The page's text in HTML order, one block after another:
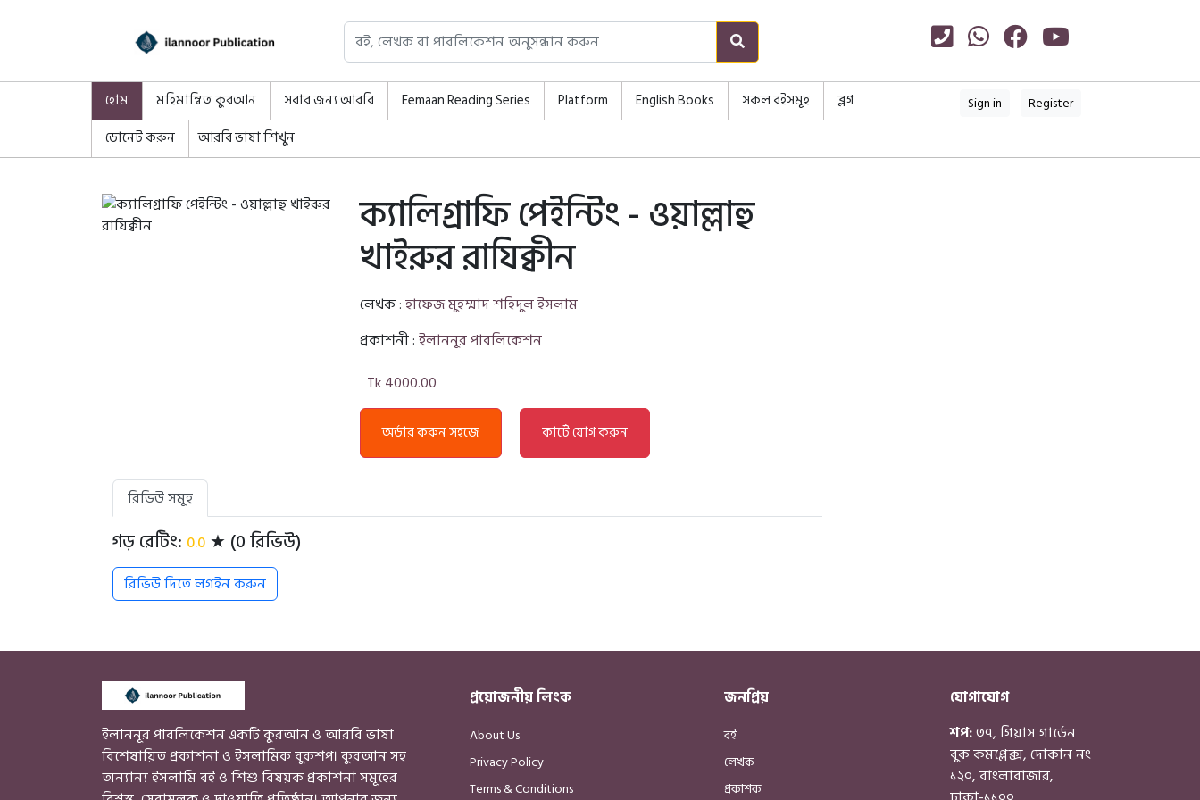
হোম মহিমান্বিত কুরআন সবার জন্য আরবি Eemaan Reading Series Platform English Books সকল বইসমূহ
ব্লগ
ডোনেট করুন
আরবি ভাষা শিখুন
Sign in Register
ক্যালিগ্রাফি পেইন্টিং - ওয়াল্লাহু
খাইরুর রাযিক্বীন
লেখক :হাফেজ মুহম্মাদ শহিদুল ইসলাম
প্রকাশনী :ইলাননূর পাবলিকেশন
Tk 4000.00
অর্ডার করুন সহজে কার্টে যোগ করুন
রিভিউ সমূহ
গড় রেটিং: 0.0 ★ (0 রিভিউ)
রিভিউ দিতে লগইন করুন
ইলাননূর পাবলিকেশন একটি কুরআন ও আরবি ভাষা
বিশেষায়িত প্রকাশনা ও ইসলামিক বুকশপ। কুরআন সহ
অন্যান্য ইসলামি বই ও শিশু বিষয়ক প্রকাশনা সমূহের
প্রয়োজনীয় লিংক
About Us
Privacy Policy
Terms & Conditions
জনপ্রিয়
বই
লেখক
প্রকাশক
যোগাযোগ
শপ:৩৭, গিয়াস গার্ডেন
বুক কমপ্লেক্স, দোকান নং
১২০, বাংলাবাজার,